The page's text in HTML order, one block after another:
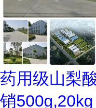
药用级山梨
销500g,20kg